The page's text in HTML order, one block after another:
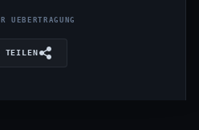
UEBERTRAGUNG
TEILEN